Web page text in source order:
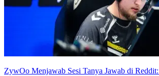
ZywOo Menjawab Sesi Tanya Jawab di